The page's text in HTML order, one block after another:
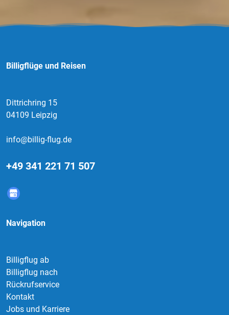
Billigflüge und Reisen
Dittrichring 15
04109 Leipzig
info@billig-flug.de
+49 341 221 71 507
Navigation
Billigflug ab
Billigflug nach
Rückrufservice
Kontakt
Jobs und Karriere